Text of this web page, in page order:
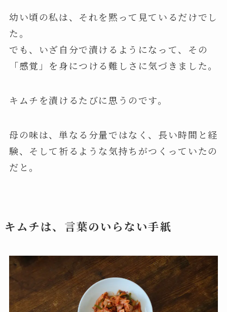
幼い頃の私は、それを黙って見ているだけでし
た。
でも、いざ自分で漬けるようになって、その
「感覚」を身につける難しさに気づきました。
キムチを漬けるたびに思うのです。
母の味は、単なる分量ではなく、長い時間と経
験、そして祈るような気持ちがつくっていたの
だと。
キムチは、言葉のいらない手紙